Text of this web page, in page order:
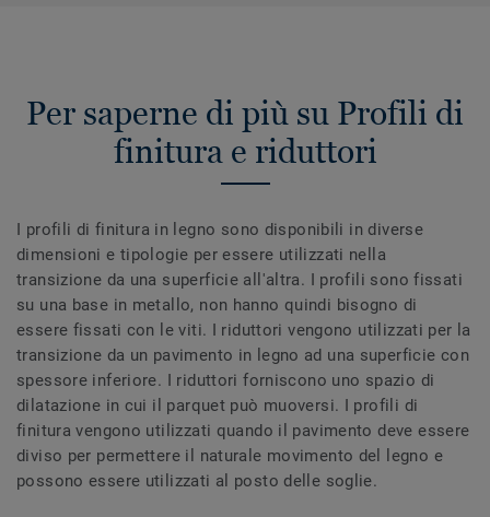
Per saperne di più su Profili di
finitura e riduttori
I profili di finitura in legno sono disponibili in diverse
dimensioni e tipologie per essere utilizzati nella
transizione da una superficie all'altra. I profili sono fissati
su una base in metallo, non hanno quindi bisogno di
essere fissati con le viti. I riduttori vengono utilizzati per la
transizione da un pavimento in legno ad una superficie con
spessore inferiore. I riduttori forniscono uno spazio di
dilatazione in cui il parquet può muoversi. I profili di
finitura vengono utilizzati quando il pavimento deve essere
diviso per permettere il naturale movimento del legno e
possono essere utilizzati al posto delle soglie.